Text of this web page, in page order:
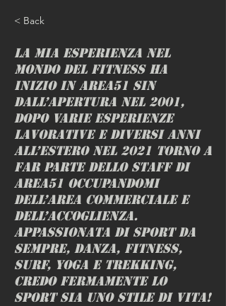
< Back
La mia esperienza nel
mondo del fitness ha
inizio in Area51 sin
dall’apertura nel 2001,
dopo varie esperienze
lavorative e diversi anni
all’estero nel 2021 torno a
far parte dello staff di
Area51 occupandomi
dell’area commerciale e
dell’accoglienza.
Appassionata di sport da
sempre, danza, fitness,
surf, yoga e trekking,
credo fermamente lo
sport sia uno stile di vita!